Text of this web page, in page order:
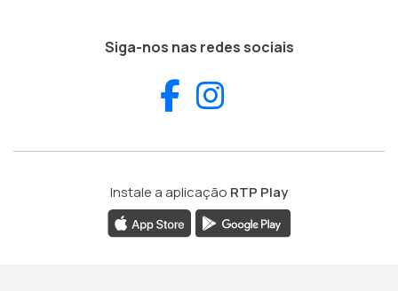
Siga-nos nas redes sociais
Facebook
Instale a aplicação RTP Play